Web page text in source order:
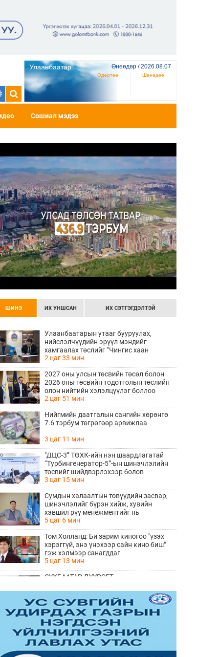
Улаанбаатар Өнөөдөр / 2026.08.07
Өдөртөө Шөнөдөө
Сошиал мэдээ
ШИНЭ ИХ УНШСАН ИХ СЭТГЭГДЭЛТЭЙ
Улаанбаатарын утааг бууруулах,
нийслэлчүүдийн эрүүл мэндийг
хамгаалах төслийг “Чингис хаан
баялгийн сан нэгдэл” ХХК-тай хамтран
хэрэгжүүлнэ
2 цаг 33 мин
2027 оны улсын төсвийн төсөл болон
2026 оны төсвийн тодотголын төслийн
олон нийтийн хэлэлцүүлэг боллоо
2 цаг 51 мин
Нийгмийн даатгалын сангийн хөрөнгө
7.6 тэрбум төгрөгөөр арвижлаа
3 цаг 11 мин
"ДЦС-3” ТӨХК-ийн нэн шаардлагатай
“Турбингенератор-5”-ын шинэчлэлийн
төсвийг шийдвэрлэхээр болов
3 цаг 15 мин
Сумдын халаалтын төвүүдийн засвар,
шинэчлэлийг бүрэн хийж, хувийн
хэвшил рүү менежментийг нь
шилжүүлсэн гэдгийг онцоллоо
5 цаг 6 мин
Том Холланд: Би зарим киногоо "үзэх
хэрэггүй, энэ үнэхээр сайн кино биш"
гэж хэлмээр санагддаг
5 цаг 13 мин
СҮХБААТАР ДҮҮРЭГТ
ҮРГЭЛЖИЛЖ БАЙНА
7 цаг 10 мин
Ирэх 10 хоногийн цаг агаарын
урьдчилсан төлөв
7 цаг 18 мин